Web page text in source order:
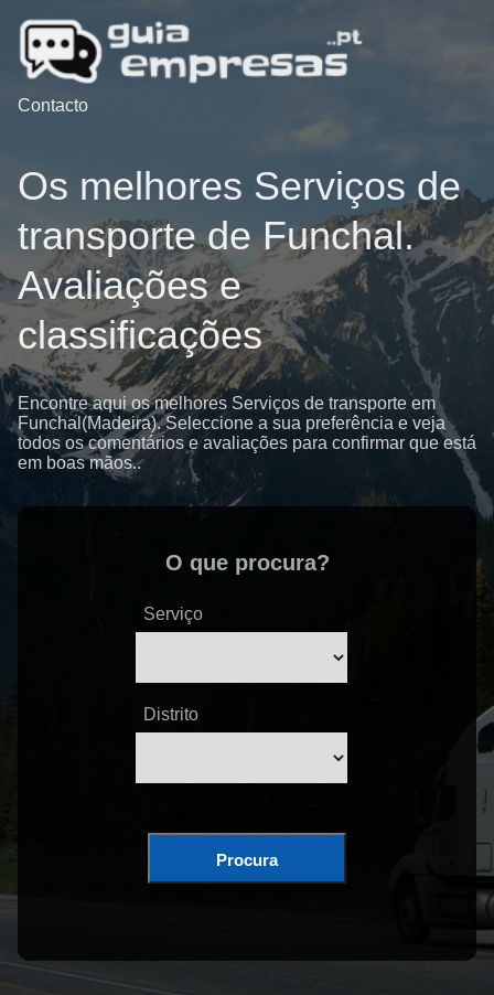
Contacto
Os melhores Serviços de
transporte de Funchal.
Avaliações e
classificações
Encontre aqui os melhores Serviços de transporte em
Funchal(Madeira). Seleccione a sua preferência e veja
todos os comentários e avaliações para confirmar que está
em boas mãos..
O que procura?
Serviço
Distrito
Procura